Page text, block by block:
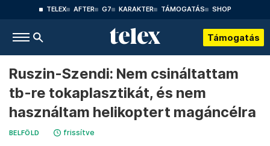
TELEX AFTER G7 KARAKTER TÁMOGATÁS SHOP
Támogatás
Ruszin-Szendi: Nem csináltattam
tb-re tokaplasztikát, és nem
használtam helikoptert magáncélra
BELFÖLD frissítve